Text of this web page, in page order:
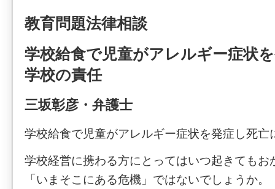
教育問題法律相談
学校給食で児童がアレルギー症状
学校の責任
三坂彰彦・弁護士
学校給食で児童がアレルギー症状を発症し死亡
学校経営に携わる方にとってはいつ起きてもお
「いまそこにある危機」ではないでしょうか。